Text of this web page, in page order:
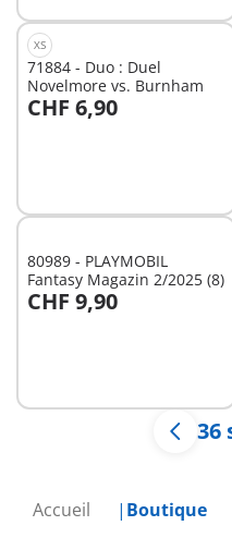
Accueil Boutique
XS
71884 - Duo : Duel
Novelmore vs. Burnham
CHF 6,90
Au panier
80989 - PLAYMOBIL
Fantasy Magazin 2/2025 (8)
CHF 9,90
Au panier
36